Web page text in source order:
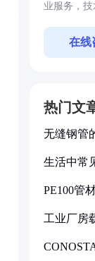
业服务，技
在线
热门文
无缝钢管
生活中常
PE100管
工业厂房